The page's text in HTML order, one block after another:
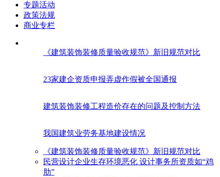
专题活动
政策法规
商业专栏
《建筑装饰装修质量验收规范》新旧规范对比
23家建企资质申报弄虚作假被全国通报
建筑装饰装修工程造价存在的问题及控制方法
我国建筑业劳务基地建设情况
《建筑装饰装修质量验收规范》新旧规范对比
民营设计企业生存环境恶化 设计事务所资质如“鸡
肋”